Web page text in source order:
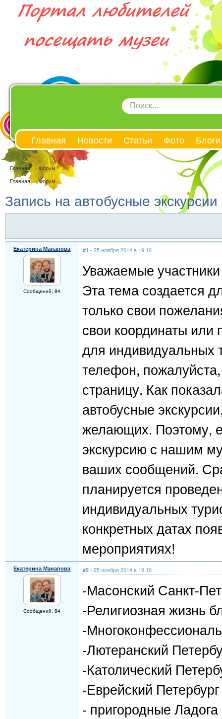
Главная Новости Статьи Фото Блоги
Главная→ Форум
Главная→Форум
Запись на автобусные экскурсии
Екатерина Манапова
Сообщений: 84
#1 - 25 ноября 2014 в 19:10
Уважаемые
Эта тема создается
только свои
свои координаты или
для индивидуальных
телефон,
страницу. Как
автобусные
желающих. Поэтому,
экскурсию с нашим
ваших сообщений.
планируется
индивидуальных
конкретных датах
мероприятиях!
Екатерина Манапова
Сообщений: 84
#2 - 25 ноября 2014 в 19:10
-Масонский Санкт-
-Религиозная жизнь
-
-Лютеранский
-Католический
-Еврейский Петербург
- пригородные